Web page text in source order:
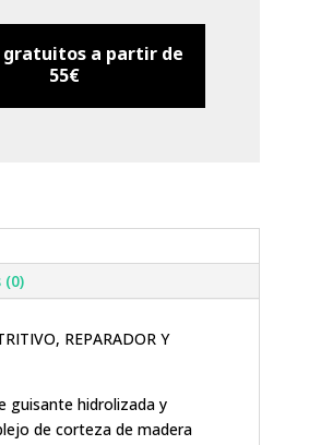
gratuitos a partir de
55€
REPARADOR Y
guisante hidrolizada y
de corteza de madera